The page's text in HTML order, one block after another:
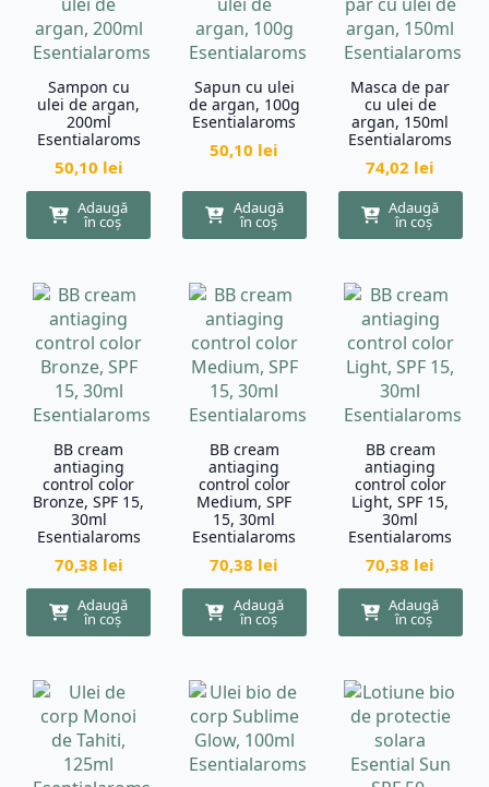
Sampon cu
ulei de argan,
200ml
Esentialaroms
50,10 lei
Adaugă
în coș
Sapun cu ulei
de argan, 100g
Esentialaroms
50,10 lei
Adaugă
în coș
Masca de par
cu ulei de
argan, 150ml
Esentialaroms
74,02 lei
Adaugă
în coș
BB cream
antiaging
control color
Bronze, SPF 15,
30ml
Esentialaroms
70,38 lei
Adaugă
în coș
BB cream
antiaging
control color
Medium, SPF
15, 30ml
Esentialaroms
70,38 lei
Adaugă
în coș
BB cream
antiaging
control color
Light, SPF 15,
30ml
Esentialaroms
70,38 lei
Adaugă
în coș